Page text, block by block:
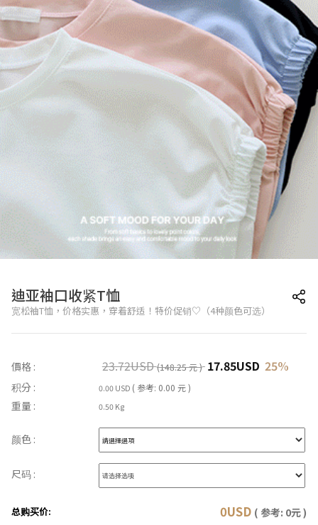
迪亚袖口收紧T恤
宽松袖T恤，价格实惠，穿着舒适！特价促销♡（4种颜色可选）
價格 : 23.72USD (148.25 元 ) 17.85USD 25%
积分 : 0.00 USD ( 参考: 0.00 元 )
重量 : 0.50 Kg
颜色 :
尺码 :
总购买价: 0USD ( 参考: 0元 )